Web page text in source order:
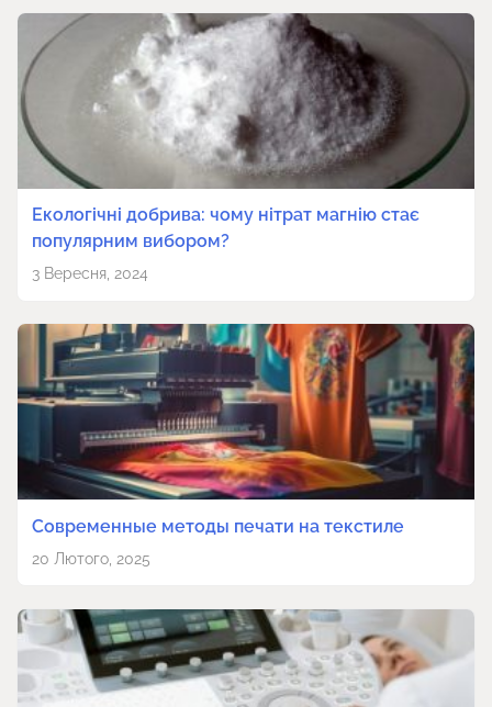
Екологічні добрива: чому нітрат магнію стає
популярним вибором?
3 Вересня, 2024
Современные методы печати на текстиле
20 Лютого, 2025